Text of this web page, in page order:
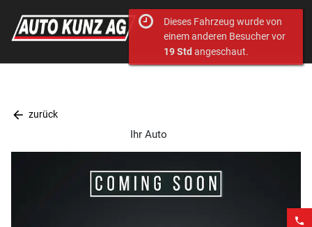
phone
arrow_back zurück
Ihr Auto
Dieses Fahrzeug wurde von
einem anderen Besucher vor
19 Std angeschaut.